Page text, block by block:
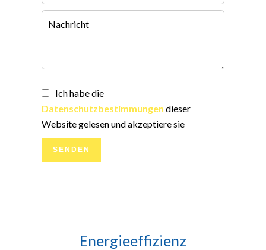
Ich habe die
Datenschutzbestimmungen dieser
Website gelesen und akzeptiere sie
SENDEN
Energieeffizienz